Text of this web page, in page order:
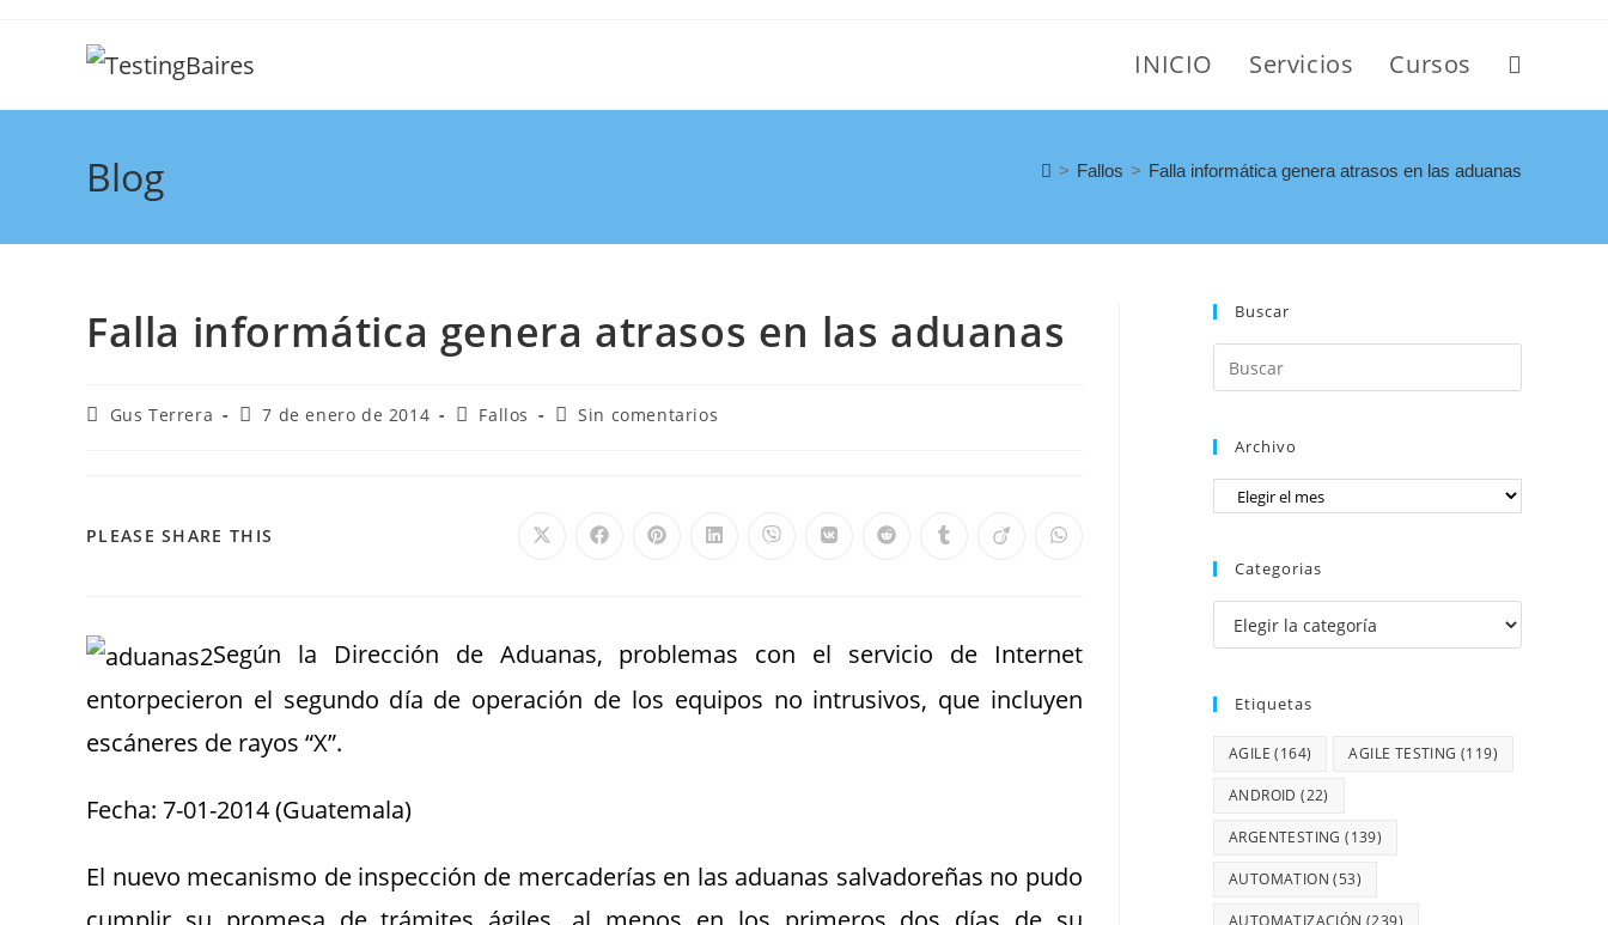
INICIO Servicios Cursos
Blog > Fallos > Falla informática genera atrasos en las aduanas
Falla informática genera atrasos en las aduanas
Gus Terrera 7 de enero de 2014 Fallos Sin comentarios
PLEASE SHARE THIS
Según la Dirección de Aduanas, problemas con el servicio de Internet
entorpecieron el segundo día de operación de los equipos no intrusivos, que incluyen
escáneres de rayos “X”.
Fecha: 7-01-2014 (Guatemala)
El nuevo mecanismo de inspección de mercaderías en las aduanas salvadoreñas no pudo
Buscar
Archivo
Categorias
Etiquetas
AGILE (164) AGILE TESTING (119)
ANDROID (22)
ARGENTESTING (139)
AUTOMATION (53)